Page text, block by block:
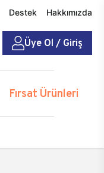
Destek Hakkımızda
Üye Ol / Giriş
Fırsat Ürünleri